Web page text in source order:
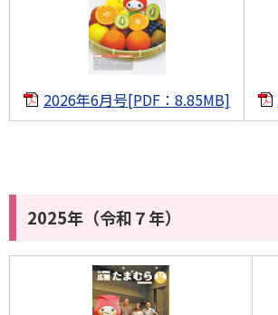
2026年6月号[PDF：8.85MB]
2025年（令和７年）